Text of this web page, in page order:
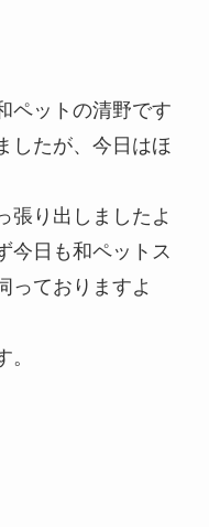
ペットの清野です
したが、今日はほ
張り出しましたよ
今日も和ペットス
っておりますよ